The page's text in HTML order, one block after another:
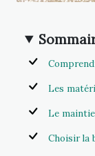
Les
Le
Choisir la